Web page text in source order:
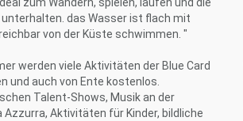
unterhalten. das Wasser ist flach mit
von der Küste schwimmen. "
werden viele Aktivitäten der Blue Card
und auch von Ente kostenlos.
Talent-Shows, Musik an der
Azzurra, Aktivitäten für Kinder, bildliche